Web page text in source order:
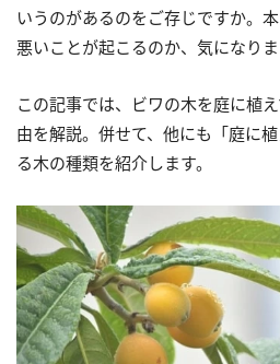
いうのがあるのをご存じですか。
悪いことが起こるのか、気になりま
この記事では、ビワの木を庭に植
由を解説。併せて、他にも「庭に
る木の種類を紹介します。